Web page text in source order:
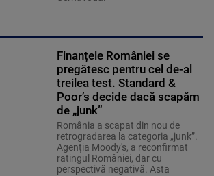
Finanțele României se
pregătesc pentru cel de-al
treilea test. Standard &
Poor’s decide dacă scapăm
de „junk”
România a scapat din nou de
retrogradarea la categoria „junk”.
Agenția Moody's, a reconfirmat
ratingul României, dar cu
perspectivă negativă. Asta